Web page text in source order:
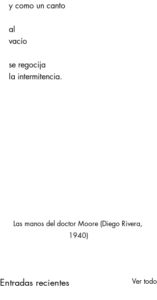
y como un canto
al
vacío
se regocija
la intermitencia.
Las manos del doctor Moore (Diego Rivera,
1940)
Entradas recientes Ver todo